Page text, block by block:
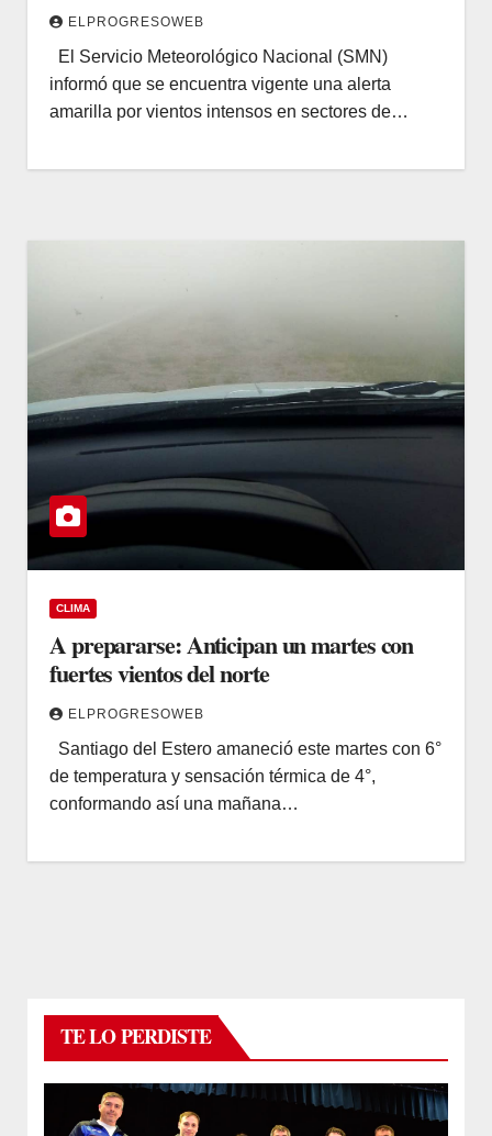
ELPROGRESOWEB
El Servicio Meteorológico Nacional (SMN)
informó que se encuentra vigente una alerta
amarilla por vientos intensos en sectores de…
CLIMA
A prepararse: Anticipan un martes con
fuertes vientos del norte
ELPROGRESOWEB
Santiago del Estero amaneció este martes con 6°
de temperatura y sensación térmica de 4°,
conformando así una mañana…
TE LO PERDISTE